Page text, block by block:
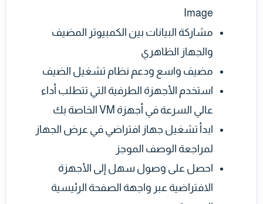
Image
مشاركة البيانات بين الكمبيوتر المضيف
والجهاز الظاهري
مضيف واسع ودعم نظام تشغيل الضيف
استخدم الأجهزة الطرفية التي تتطلب أداء
عالي السرعة في أجهزة VM الخاصة بك
ابدأ تشغيل جهاز افتراضي في عرض الجهاز
لمراجعة الوصف الموجز
احصل على وصول سهل إلى الأجهزة
الافتراضية عبر واجهة الصفحة الرئيسية